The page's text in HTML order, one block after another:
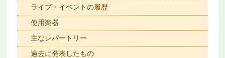
ライブ・イベントの履歴
使用楽器
主なレパートリー
過去に発表したもの